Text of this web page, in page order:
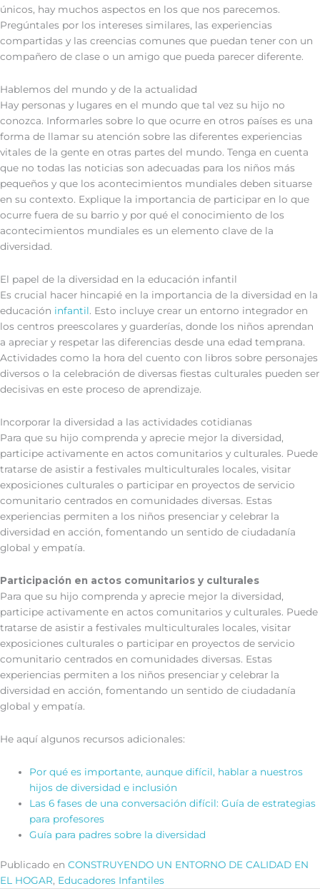
únicos, hay muchos aspectos en los que nos parecemos.
Pregúntales por los intereses similares, las experiencias
compartidas y las creencias comunes que puedan tener con un
compañero de clase o un amigo que pueda parecer diferente.
Hablemos del mundo y de la actualidad
Hay personas y lugares en el mundo que tal vez su hijo no
conozca. Informarles sobre lo que ocurre en otros países es una
forma de llamar su atención sobre las diferentes experiencias
vitales de la gente en otras partes del mundo. Tenga en cuenta
que no todas las noticias son adecuadas para los niños más
pequeños y que los acontecimientos mundiales deben situarse
en su contexto. Explique la importancia de participar en lo que
ocurre fuera de su barrio y por qué el conocimiento de los
acontecimientos mundiales es un elemento clave de la
diversidad.
El papel de la diversidad en la educación infantil
Es crucial hacer hincapié en la importancia de la diversidad en la
educación infantil. Esto incluye crear un entorno integrador en
los centros preescolares y guarderías, donde los niños aprendan
a apreciar y respetar las diferencias desde una edad temprana.
Actividades como la hora del cuento con libros sobre personajes
diversos o la celebración de diversas fiestas culturales pueden ser
decisivas en este proceso de aprendizaje.
Incorporar la diversidad a las actividades cotidianas
Para que su hijo comprenda y aprecie mejor la diversidad,
participe activamente en actos comunitarios y culturales. Puede
tratarse de asistir a festivales multiculturales locales, visitar
exposiciones culturales o participar en proyectos de servicio
comunitario centrados en comunidades diversas. Estas
experiencias permiten a los niños presenciar y celebrar la
diversidad en acción, fomentando un sentido de ciudadanía
global y empatía.
Participación en actos comunitarios y culturales
Para que su hijo comprenda y aprecie mejor la diversidad,
participe activamente en actos comunitarios y culturales. Puede
tratarse de asistir a festivales multiculturales locales, visitar
exposiciones culturales o participar en proyectos de servicio
comunitario centrados en comunidades diversas. Estas
experiencias permiten a los niños presenciar y celebrar la
diversidad en acción, fomentando un sentido de ciudadanía
global y empatía.
He aquí algunos recursos adicionales:
Por qué es importante, aunque difícil, hablar a nuestros
hijos de diversidad e inclusión
Las 6 fases de una conversación difícil: Guía de estrategias
para profesores
Guía para padres sobre la diversidad
Publicado en CONSTRUYENDO UN ENTORNO DE CALIDAD EN
EL HOGAR, Educadores Infantiles